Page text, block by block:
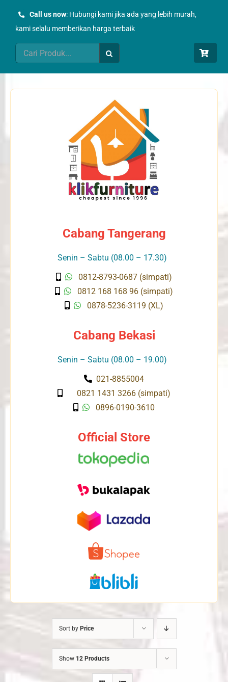
Call us now: Hubungi kami jika ada yang lebih murah,
kami selalu memberikan harga terbaik
Search
for:
Cabang Tangerang
Senin – Sabtu (08.00 – 17.30)
0812-8793-0687 (simpati)
0812 168 168 96 (simpati)
0878-5236-3119 (XL)
Cabang Bekasi
Senin – Sabtu (08.00 – 19.00)
021-8855004
0821 1431 3266 (simpati)
0896-0190-3610
Official Store
Sort by Price
Show 12 Products